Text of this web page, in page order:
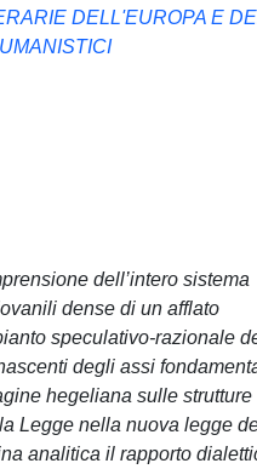
DELL'EUROPA E
dell’intero sistema
dense di un afflato
speculativo-razionale
degli assi
hegeliana sulle strutture
Legge nella nuova legge
analitica il rapporto